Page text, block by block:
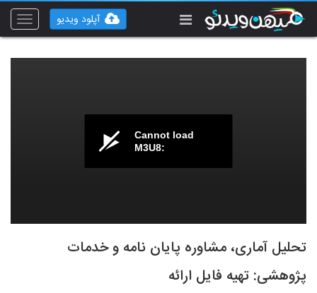
Toggle
آپلود ویدیو
Cannot load
M3U8:
تحلیل آماری، مشاوره پایان نامه و خدمات
پژوهشی: تهیه فایل ارائه